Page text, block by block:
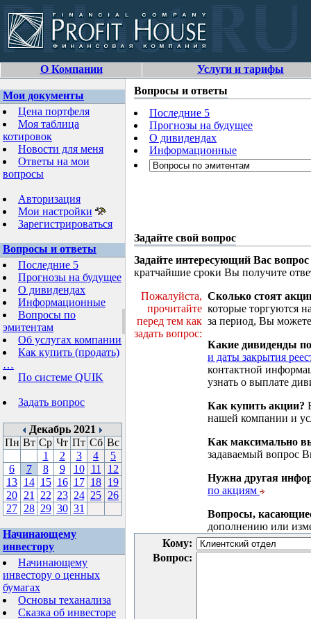
О Компании Услуги и тарифы
Мои документы
Цена портфеля
Моя таблица
котировок
Новости для меня
Ответы на мои
вопросы
Авторизация
Мои настройки
Зарегистрироваться
Вопросы и ответы
Последние 5
Прогнозы на будущее
О дивидендах
Информационные
Вопросы по
эмитентам
Об услугах компании
Как купить (продать)
…
По системе QUIK
Задать вопрос
Декабрь 2021
Пн Вт Ср Чт Пт Сб Вс
1
2 3 4
5
6
7 8 9 10 11
12
13 14 15 16 17 18 19
20 21 22 23 24 25 26
27 28 29 30 31
Начинающему
инвестору
Начинающему
инвестору о ценных
бумагах
Основы теханализа
Сказка об инвесторе
Вопросы и ответы
Последние 5
Прогнозы на будущее
О дивидендах
Информационные
Задайте свой вопрос
Задайте интересующий Вас вопрос
кратчайшие сроки Вы получите
Пожалуйста,
прочитайте
перед тем как
задать вопрос:
Сколько стоят
которые торгуются
за период, Вы
Какие дивиденды
и даты закрытия
контактной
узнать о выплате
Как купить акции?
нашей компании и
Как максимально
задаваемый вопрос
Нужна другая
по акциям
Вопросы,
дополнению или
Кому:
Вопрос: